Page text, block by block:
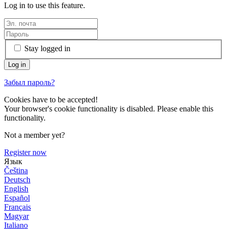
Log in to use this feature.
Stay logged in
Забыл пароль?
Cookies have to be accepted!
Your browser's cookie functionality is disabled. Please enable this
functionality.
Not a member yet?
Register now
Язык
Čeština
Deutsch
English
Español
Français
Magyar
Italiano